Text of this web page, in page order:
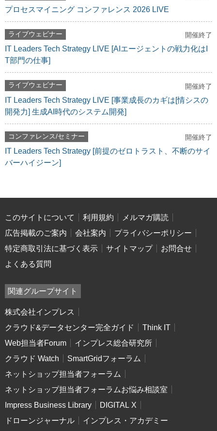
プロセスマイニング コンファレンス 2026 LIVE
ライブウェビナー 開催終了
IT Leaders Tech Strategy LIVE [AIエージェントの戦力化はI
T部門の仕事]
ライブウェビナー 開催終了
IT Leaders Tech Strategy LIVE [事業成長のカギは[情シスの
開発力] 生成AI時代のシステム開発]
コンファレンス/セミナー 開催終了
IT Leaders Tech Strategy [前提のゼロトラスト、不断のサイ
バーハイジーン]
このサイトについて 利用規約
メルマガ購読
広告掲載のご案内
会社案内
プライバシーポリシー
特定商取引法に基づく表示
サイトマップ
お問合せ
よくある質問
関連グループサイト
株式会社インプレス
クラウド&データセンター完全ガイド
Think IT
Web担当者Forum
インプレス総合研究所
クラウド Watch
SmartGridフォーラム
ネットショップ担当者フォーラム
ネットショップ担当者フォーラムお悩み相談室
Impress Business Library
DIGITAL X
ドローンジャーナル
インプレス・アカデミー